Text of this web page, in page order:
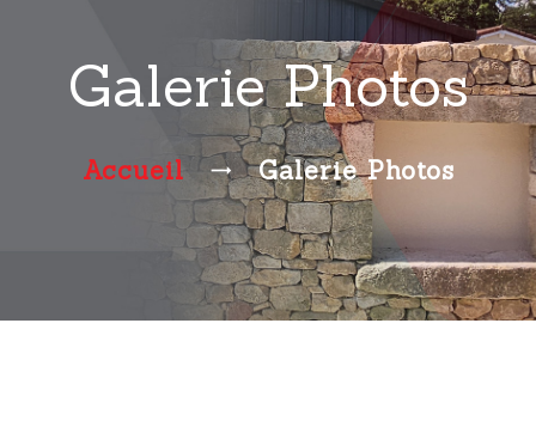
Galerie Photos
Accueil Galerie Photos